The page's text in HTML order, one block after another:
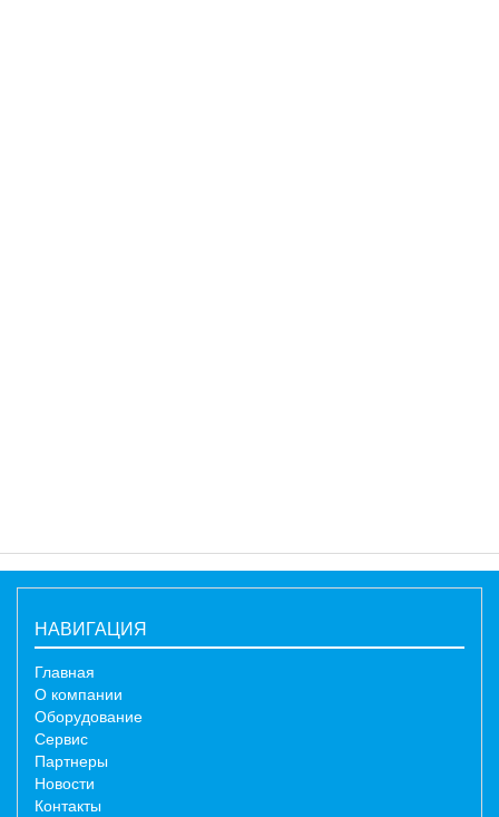
НАВИГАЦИЯ
Главная
О компании
Оборудование
Сервис
Партнеры
Новости
Контакты